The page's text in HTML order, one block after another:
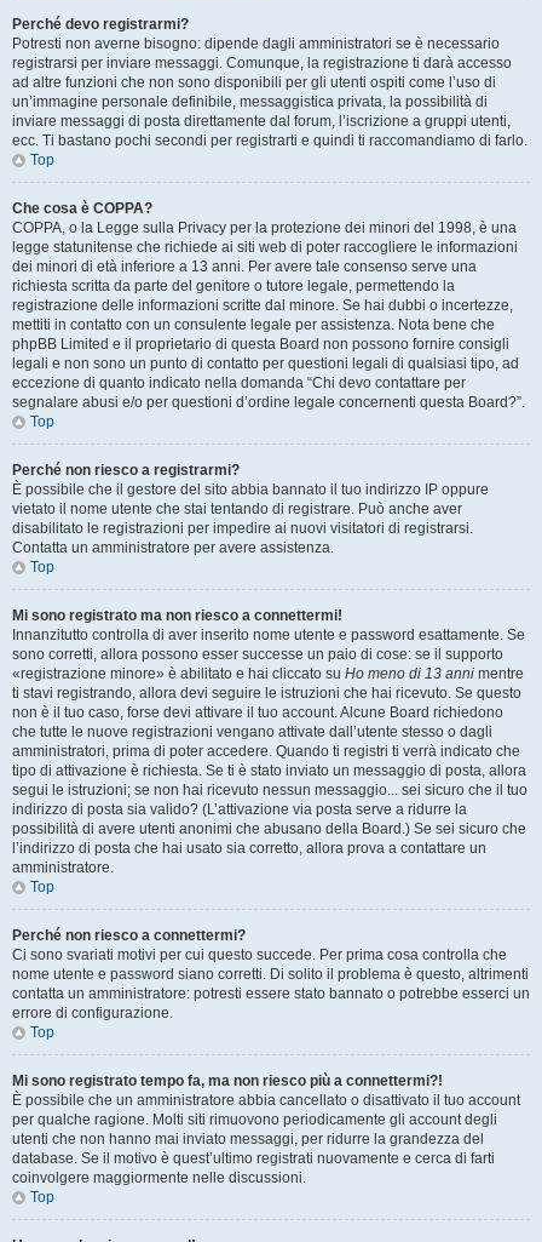
Perché devo registrarmi?
Potresti non averne bisogno: dipende dagli amministratori se è necessario
registrarsi per inviare messaggi. Comunque, la registrazione ti darà accesso
ad altre funzioni che non sono disponibili per gli utenti ospiti come l’uso di
un’immagine personale definibile, messaggistica privata, la possibilità di
inviare messaggi di posta direttamente dal forum, l’iscrizione a gruppi utenti,
ecc. Ti bastano pochi secondi per registrarti e quindi ti raccomandiamo di farlo.
Top
Che cosa è COPPA?
COPPA, o la Legge sulla Privacy per la protezione dei minori del 1998, è una
legge statunitense che richiede ai siti web di poter raccogliere le informazioni
dei minori di età inferiore a 13 anni. Per avere tale consenso serve una
richiesta scritta da parte del genitore o tutore legale, permettendo la
registrazione delle informazioni scritte dal minore. Se hai dubbi o incertezze,
mettiti in contatto con un consulente legale per assistenza. Nota bene che
phpBB Limited e il proprietario di questa Board non possono fornire consigli
legali e non sono un punto di contatto per questioni legali di qualsiasi tipo, ad
eccezione di quanto indicato nella domanda “Chi devo contattare per
segnalare abusi e/o per questioni d’ordine legale concernenti questa Board?”.
Top
Perché non riesco a registrarmi?
È possibile che il gestore del sito abbia bannato il tuo indirizzo IP oppure
vietato il nome utente che stai tentando di registrare. Può anche aver
disabilitato le registrazioni per impedire ai nuovi visitatori di registrarsi.
Contatta un amministratore per avere assistenza.
Top
Mi sono registrato ma non riesco a connettermi!
Innanzitutto controlla di aver inserito nome utente e password esattamente. Se
sono corretti, allora possono esser successe un paio di cose: se il supporto
«registrazione minore» è abilitato e hai cliccato su Ho meno di 13 anni mentre
ti stavi registrando, allora devi seguire le istruzioni che hai ricevuto. Se questo
non è il tuo caso, forse devi attivare il tuo account. Alcune Board richiedono
che tutte le nuove registrazioni vengano attivate dall’utente stesso o dagli
amministratori, prima di poter accedere. Quando ti registri ti verrà indicato che
tipo di attivazione è richiesta. Se ti è stato inviato un messaggio di posta, allora
segui le istruzioni; se non hai ricevuto nessun messaggio... sei sicuro che il tuo
indirizzo di posta sia valido? (L’attivazione via posta serve a ridurre la
possibilità di avere utenti anonimi che abusano della Board.) Se sei sicuro che
l’indirizzo di posta che hai usato sia corretto, allora prova a contattare un
amministratore.
Top
Perché non riesco a connettermi?
Ci sono svariati motivi per cui questo succede. Per prima cosa controlla che
nome utente e password siano corretti. Di solito il problema è questo, altrimenti
contatta un amministratore: potresti essere stato bannato o potrebbe esserci un
errore di configurazione.
Top
Mi sono registrato tempo fa, ma non riesco più a connettermi?!
È possibile che un amministratore abbia cancellato o disattivato il tuo account
per qualche ragione. Molti siti rimuovono periodicamente gli account degli
utenti che non hanno mai inviato messaggi, per ridurre la grandezza del
database. Se il motivo è quest’ultimo registrati nuovamente e cerca di farti
coinvolgere maggiormente nelle discussioni.
Top